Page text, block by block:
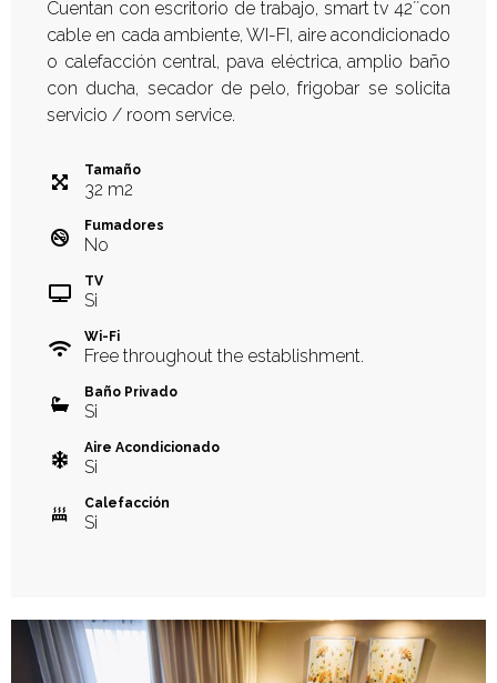
Cuentan con escritorio de trabajo, smart tv 42´´con
cable en cada ambiente, WI-FI, aire acondicionado
o calefacción central, pava eléctrica, amplio baño
con ducha, secador de pelo, frigobar se solicita
servicio / room service.
Tamaño
32 m2
Fumadores
No
TV
Si
Wi-Fi
Free throughout the establishment.
Baño Privado
Si
Aire Acondicionado
Si
Calefacción
Si